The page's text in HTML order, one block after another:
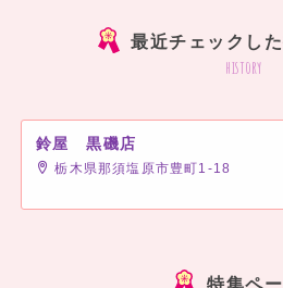
最近チェックし
history
鈴屋 黒磯店
栃木県那須塩原市豊町1-18
特集ペ